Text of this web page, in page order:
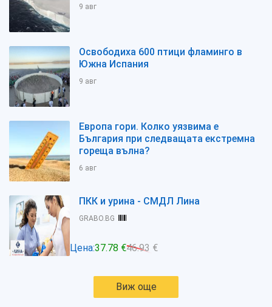
9 авг
Освободиха 600 птици фламинго в
Южна Испания
9 авг
Европа гори. Колко уязвима е
България при следващата екстремна
гореща вълна?
6 авг
ПКК и урина - СМДЛ Лина
GRABO.BG
Цена:37.78 €46.93 €
Виж още